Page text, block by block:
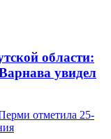
области:
увидел